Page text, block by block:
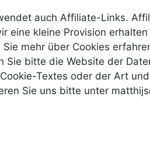
auch Affiliate-Links.
eine kleine Provision
Sie mehr über Cookies
Sie bitte die Website der
Textes oder der Art
Sie uns bitte unter